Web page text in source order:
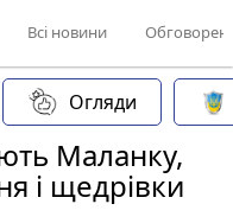
Всі новини
Огляди
Маланку,
і щедрівки